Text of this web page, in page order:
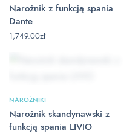
Narożnik z funkcją spania
Dante
1,749.00zł
NAROŻNIKI
Narożnik skandynawski z
funkcją spania LIVIO